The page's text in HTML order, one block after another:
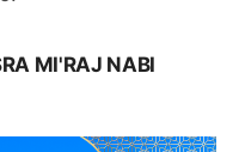
MI'RAJ NABI